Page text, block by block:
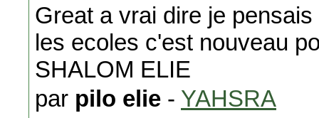
Great a vrai dire je
les ecoles c'est nouveau
SHALOM ELIE
par pilo elie - YAHSRA